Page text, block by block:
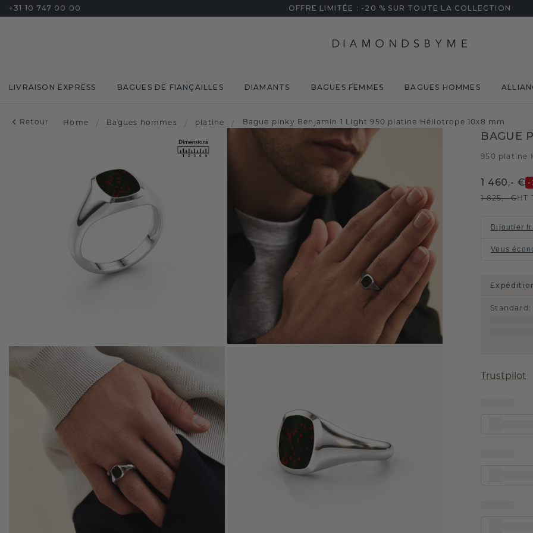
+31 10 747 00 00 OFFRE LIMITÉE : -20 % SUR TOUTE LA COLLECTION
LIVRAISON EXPRESS BAGUES DE FIANÇAILLES DIAMANTS BAGUES FEMMES BAGUES HOMMES
Retour Home / Bagues hommes / platine / Bague pinky Benjamin 1 Light 950 platine Héliotrope 10x8 mm
BAGUE
950 platine
1 460,- € -
1 825,- €HT
Bijoutier
Vous
Standard :
Trustpilot